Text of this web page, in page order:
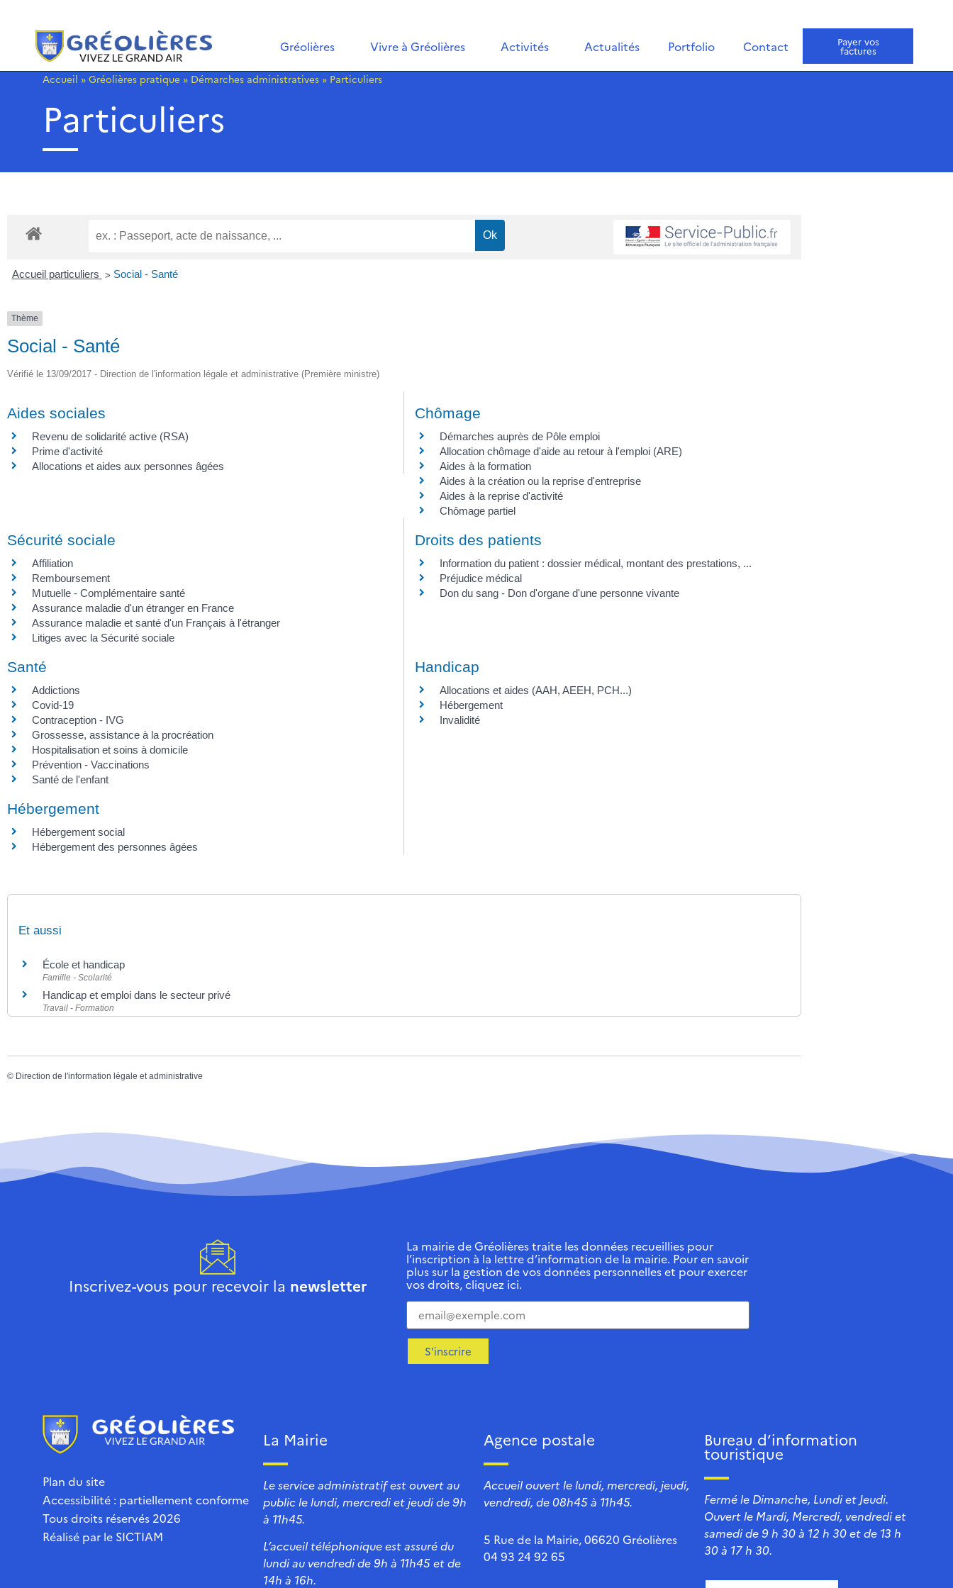
Gréolières Vivre à Gréolières Activités Actualités Portfolio Contact Payer vos
factures
Accueil » Gréolières pratique » Démarches administratives » Particuliers
Particuliers
Accueil particuliers > Social - Santé
Thème
Social - Santé
Vérifié le 13/09/2017 - Direction de l'information légale et administrative (Première ministre)
Aides sociales
Revenu de solidarité active (RSA)
Prime d'activité
Allocations et aides aux personnes âgées
Chômage
Démarches auprès de Pôle emploi
Allocation chômage d'aide au retour à l'emploi (ARE)
Aides à la formation
Aides à la création ou la reprise d'entreprise
Aides à la reprise d'activité
Chômage partiel
Sécurité sociale
Affiliation
Remboursement
Mutuelle - Complémentaire santé
Assurance maladie d'un étranger en France
Assurance maladie et santé d'un Français à l'étranger
Litiges avec la Sécurité sociale
Droits des patients
Information du patient : dossier médical, montant des prestations, ...
Préjudice médical
Don du sang - Don d'organe d'une personne vivante
Santé
Addictions
Covid-19
Contraception - IVG
Grossesse, assistance à la procréation
Hospitalisation et soins à domicile
Prévention - Vaccinations
Santé de l'enfant
Handicap
Allocations et aides (AAH, AEEH, PCH...)
Hébergement
Invalidité
Hébergement
Hébergement social
Hébergement des personnes âgées
Et aussi
École et handicap
Famille - Scolarité
Handicap et emploi dans le secteur privé
Travail - Formation
© Direction de l'information légale et administrative
Inscrivez-vous pour recevoir la newsletter
La mairie de Gréolières traite les données recueillies pour
l’inscription à la lettre d’information de la mairie. Pour en savoir
plus sur la gestion de vos données personnelles et pour exercer
vos droits, cliquez ici.
S'inscrire
Plan du site
Accessibilité : partiellement conforme
Tous droits réservés 2026
Réalisé par le SICTIAM
La Mairie
Le service administratif est ouvert au
public le lundi, mercredi et jeudi de 9h
à 11h45.
L’accueil téléphonique est assuré du
lundi au vendredi de 9h à 11h45 et de
14h à 16h.
Agence postale
Accueil ouvert le lundi, mercredi, jeudi,
vendredi, de 08h45 à 11h45.
5 Rue de la Mairie, 06620 Gréolières
04 93 24 92 65
Bureau d’information
touristique
Fermé le Dimanche, Lundi et Jeudi.
Ouvert le Mardi, Mercredi, vendredi et
samedi de 9 h 30 à 12 h 30 et de 13 h
30 à 17 h 30.